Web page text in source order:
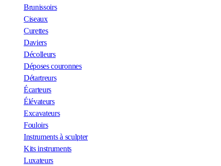
Brunissoirs
Ciseaux
Curettes
Daviers
Décolleurs
Déposes couronnes
Détartreurs
Écarteurs
Élévateurs
Excavateurs
Fouloirs
Instruments à sculpter
Kits instruments
Luxateurs